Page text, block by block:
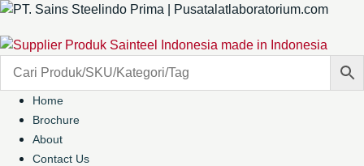
Home
Brochure
About
Contact Us